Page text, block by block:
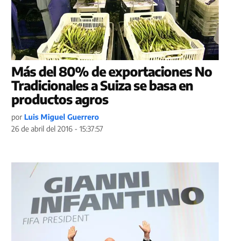
Más del 80% de exportaciones No
Tradicionales a Suiza se basa en
productos agros
por Luis Miguel Guerrero
26 de abril del 2016 - 15:37:57